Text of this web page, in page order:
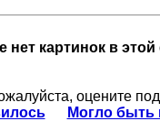
нет картинок в
оцените
Могло быть